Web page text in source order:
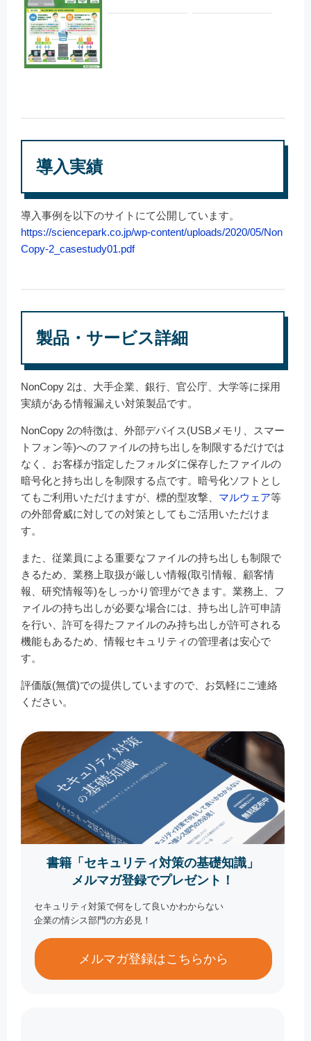
導入実績
導入事例を以下のサイトにて公開しています。
https://sciencepark.co.jp/wp-content/uploads/2020/05/Non
Copy-2_casestudy01.pdf
製品・サービス詳細
NonCopy 2は、大手企業、銀行、官公庁、大学等に採用
実績がある情報漏えい対策製品です。
NonCopy 2の特徴は、外部デバイス(USBメモリ、スマー
トフォン等)へのファイルの持ち出しを制限するだけでは
なく、お客様が指定したフォルダに保存したファイルの
暗号化と持ち出しを制限する点です。暗号化ソフトとし
てもご利用いただけますが、標的型攻撃、 マルウェア等
の外部脅威に対しての対策としてもご活用いただけま
す。
また、従業員による重要なファイルの持ち出しも制限で
きるため、業務上取扱が厳しい情報(取引情報、顧客情
報、研究情報等)をしっかり管理ができます。業務上、フ
ァイルの持ち出しが必要な場合には、持ち出し許可申請
を行い、許可を得たファイルのみ持ち出しが許可される
機能もあるため、情報セキュリティの管理者は安心で
す。
評価版(無償)での提供していますので、お気軽にご連絡
ください。
書籍「セキュリティ対策の基礎知識」
メルマガ登録でプレゼント！
セキュリティ対策で何をして良いかわからない
企業の情シス部門の方必見！
メルマガ登録はこちらから